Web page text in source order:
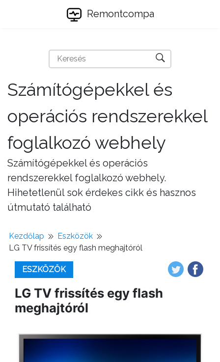
Remontcompa
Számítógépekkel és
operációs rendszerekkel
foglalkozó webhely
Számítógépekkel és operációs
rendszerekkel foglalkozó webhely.
Hihetetlenül sok érdekes cikk és hasznos
útmutató található
Kezdőlap
Eszközök
LG TV frissítés egy flash meghajtóról
ESZKÖZÖK
LG TV frissítés egy flash
meghajtóról